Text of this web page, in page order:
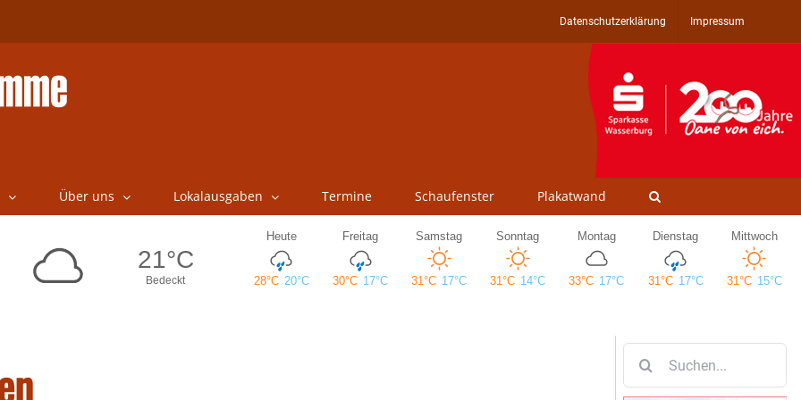
Datenschutzerklärung Impressum
Über uns Lokalausgaben Termine Schaufenster Plakatwand
nach: